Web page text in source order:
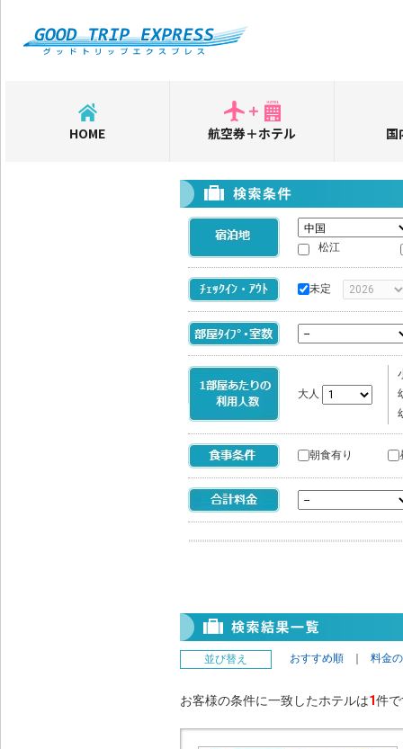
HOME 航空券＋ホテル 国
松江
未定
大人
朝食有り
並び替え おすすめ順 料金
お客様の条件に一致したホテルは1件